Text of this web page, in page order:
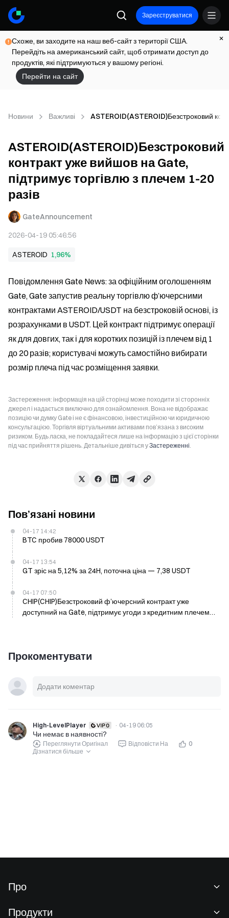
Зареєструватися
Схоже, ви заходите на наш веб-сайт з території США.
Перейдіть на американський сайт, щоб отримати доступ до
продуктів, які підтримуються у вашому регіоні.
Перейти на сайт
Новини Важливі ASTEROID(ASTEROID)Безстроковий
ASTEROID(ASTEROID)Безстроковий
контракт уже вийшов на Gate,
підтримує торгівлю з плечем 1-20
разів
GateAnnouncement
2026-04-19 05:46:56
ASTEROID 1,96%
Повідомлення Gate News: за офіційним оголошенням
Gate, Gate запустив реальну торгівлю ф’ючерсними
контрактами ASTEROID/USDT на безстроковій основі, із
розрахунками в USDT. Цей контракт підтримує операції
як для довгих, так і для коротких позицій із плечем від 1
до 20 разів; користувачі можуть самостійно вибирати
розмір плеча під час розміщення заявки.
Застереження: інформація на цій сторінці може походити зі сторонніх
джерел і надається виключно для ознайомлення. Вона не відображає
позицію чи думку Gate і не є фінансовою, інвестиційною чи юридичною
консультацією. Торгівля віртуальними активами пов’язана з високим
ризиком. Будь ласка, не покладайтеся лише на інформацію з цієї сторінки
під час прийняття рішень. Детальніше дивіться уЗастереженні.
Пов’язані новини
04-17 14:42
BTC пробив 78000 USDT
04-17 13:54
GT зріс на 5,12% за 24H, поточна ціна — 7,38 USDT
04-17 07:50
CHIP(CHIP)Безстроковий ф’ючерсний контракт уже
доступний на Gate, підтримує угоди з кредитним плечем
Прокоментувати
High-LevelPlayer · 04-19 06:05
Чи немає в наявності?
Переглянути Оригінал Відповісти На
0
Дізнатися більше
Про
Продукти